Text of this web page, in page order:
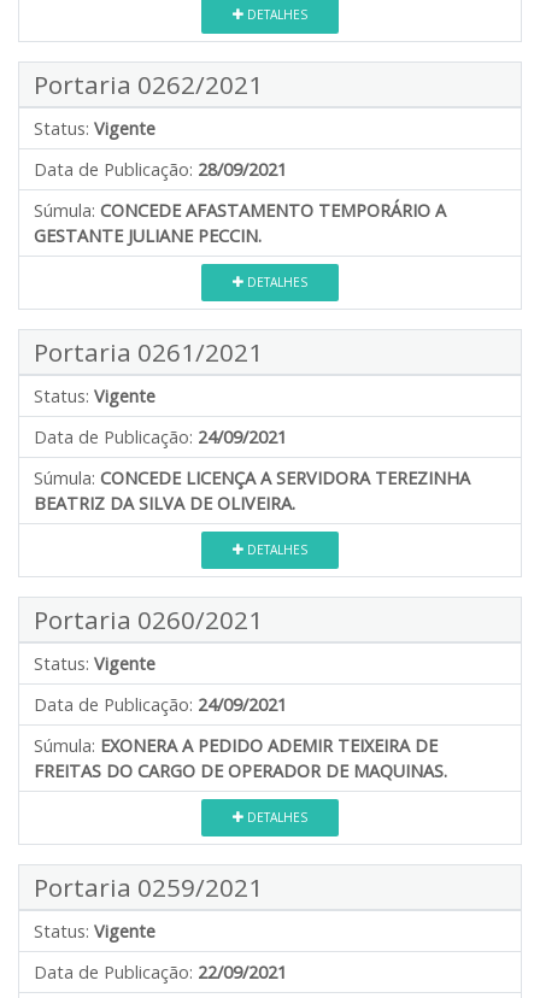
DETALHES
Portaria 0262/2021
Status: Vigente
Data de Publicação: 28/09/2021
Súmula: CONCEDE AFASTAMENTO TEMPORÁRIO A
GESTANTE JULIANE PECCIN.
DETALHES
Portaria 0261/2021
Status: Vigente
Data de Publicação: 24/09/2021
Súmula: CONCEDE LICENÇA A SERVIDORA TEREZINHA
BEATRIZ DA SILVA DE OLIVEIRA.
DETALHES
Portaria 0260/2021
Status: Vigente
Data de Publicação: 24/09/2021
Súmula: EXONERA A PEDIDO ADEMIR TEIXEIRA DE
FREITAS DO CARGO DE OPERADOR DE MAQUINAS.
DETALHES
Portaria 0259/2021
Status: Vigente
Data de Publicação: 22/09/2021